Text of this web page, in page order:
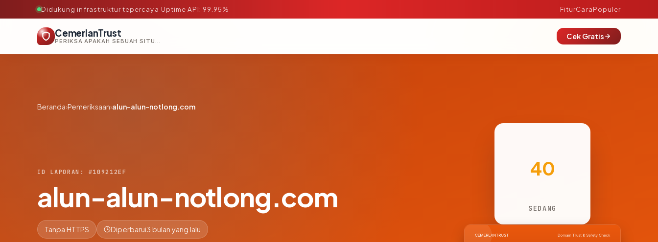
Didukung infrastruktur tepercaya·Uptime API: 99.95% FiturCaraPopuler
CemerlanTrust
PERIKSA APAKAH SEBUAH SITUS AMAN, TEPERCAYA, DAN TERVERIFIKASI DALAM HITUNGAN DETIK.
Cek Gratis
Beranda›Pemeriksaan›alun-alun-notlong.com
ID LAPORAN: #109212EF
alun-alun-notlong.com
Tanpa HTTPS Diperbarui3 bulan yang lalu
40
SEDANG